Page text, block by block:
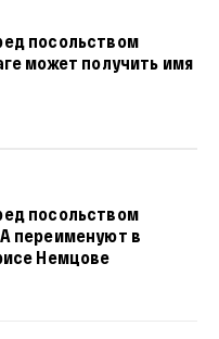
посольством
может получить имя
посольством
переименуют в
Немцове